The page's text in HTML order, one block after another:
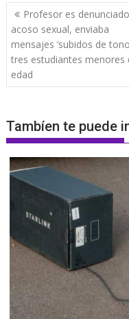
Navegación
de
entradas
Profesor es
acoso sexual, enviaba
mensajes ‘subidos de
tres estudiantes menores
edad
Tambíen te puede